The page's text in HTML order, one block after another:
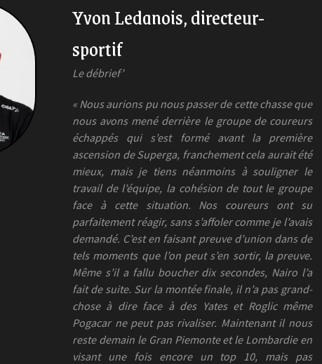
Yvon Ledanois, directeur-
sportif
Le débrief’
« Nous aurions pu nous passer de cette chasse que
nous avons mené derrière le groupe de coureurs
échappés qui s’est formé avant la première
ascension de Superga, franchement cela aurait été
mieux, mais je tiens néanmoins à souligner le
travail de l’équipe, la cohésion de tout le groupe
face à cette situation. Nos coureurs ont su
parfaitement réagir, sans s’affoler comme je l’avais
demandé. C’est en faisant preuve d’union dans de
tels moments que l’on peut s’en sortir, la preuve.
Même s’il a fallu boucher dix secondes, Nairo l’a
fait de suite. Sur la montée finale, il n’a pas grand-
chose à dire face à des Yates et Roglic même
Pogacar ne peut pas rivaliser. Maintenant il nous
reste demain le Gran Piemonte et le Lombardie en
visant une fois encore un top 10, mais pas